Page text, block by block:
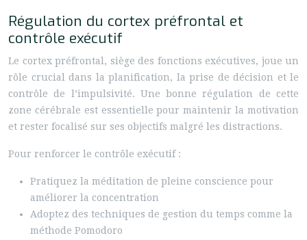
Régulation du cortex préfrontal et
contrôle exécutif
Le cortex préfrontal, siège des fonctions exécutives, joue un
rôle crucial dans la planification, la prise de décision et le
contrôle de l’impulsivité. Une bonne régulation de cette
zone cérébrale est essentielle pour maintenir la motivation
et rester focalisé sur ses objectifs malgré les distractions.
Pour renforcer le contrôle exécutif :
Pratiquez la méditation de pleine conscience pour
améliorer la concentration
Adoptez des techniques de gestion du temps comme la
méthode Pomodoro